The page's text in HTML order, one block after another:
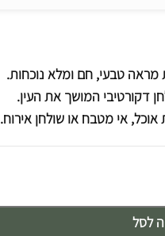
טבעי, חם ומלא נוכחות.
דקורטיבי המושך את העין.
אי מטבח או שולחן אירוח.
לסל